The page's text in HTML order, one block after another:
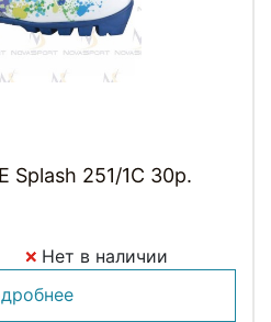
Splash 251/1C 30р.
Нет в наличии